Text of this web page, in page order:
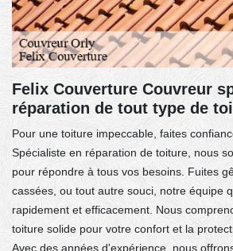
Felix Couverture Couvreur
réparation de tout type de
Pour une toiture impeccable, faites
Spécialiste en réparation de toiture, nous
pour répondre à tous vos besoins. Fuites
cassées, ou tout autre souci, notre équipe
rapidement et efficacement. Nous
toiture solide pour votre confort et la
Avec des années d'expérience, nous